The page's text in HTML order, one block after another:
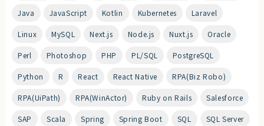
Java JavaScript Kotlin Kubernetes Laravel
Linux MySQL Next.js Node.js Nuxt.js Oracle
Perl Photoshop PHP PL/SQL PostgreSQL
Python R React React Native RPA(Biz Robo)
RPA(UiPath) RPA(WinActor) Ruby on Rails Salesforce
SAP Scala Spring Spring Boot SQL SQL Server